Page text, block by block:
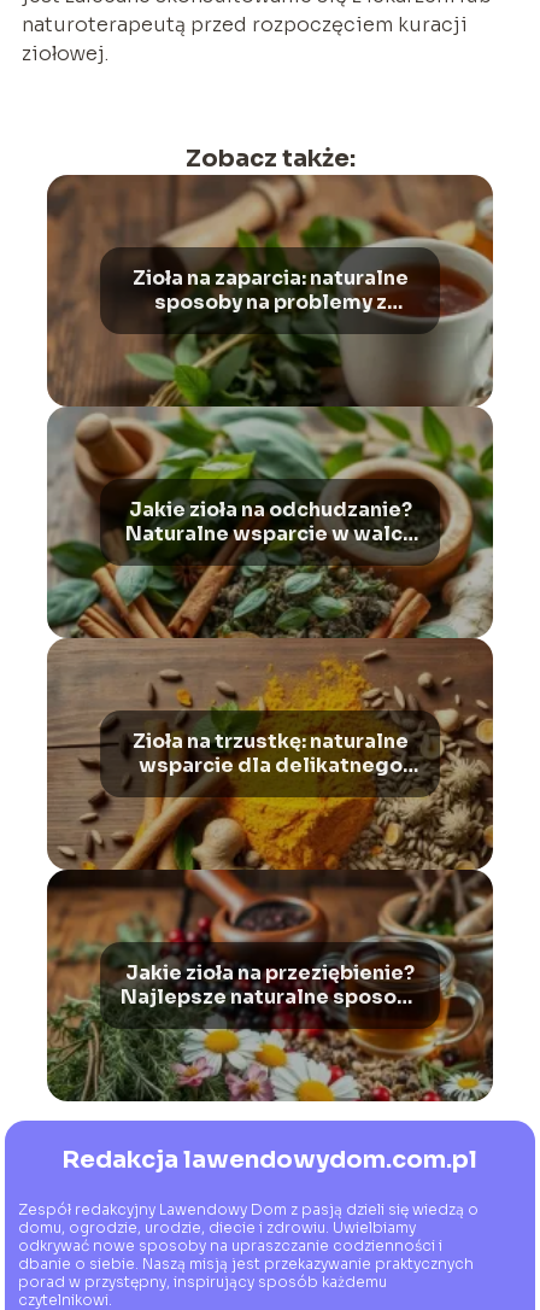
naturoterapeutą przed rozpoczęciem kuracji
ziołowej.
Zobacz także:
Zioła na zaparcia: naturalne
sposoby na problemy z
wypróżnianiem i wzdęcia
Jakie zioła na odchudzanie?
Naturalne wsparcie w walce
z nadwagą i otyłością
Zioła na trzustkę: naturalne
wsparcie dla delikatnego
organu
Jakie zioła na przeziębienie?
Najlepsze naturalne sposoby
na infekcję i wzmocnienie
odporności
Redakcja lawendowydom.com.pl
Zespół redakcyjny Lawendowy Dom z pasją dzieli się wiedzą o
domu, ogrodzie, urodzie, diecie i zdrowiu. Uwielbiamy
odkrywać nowe sposoby na upraszczanie codzienności i
dbanie o siebie. Naszą misją jest przekazywanie praktycznych
porad w przystępny, inspirujący sposób każdemu
czytelnikowi.